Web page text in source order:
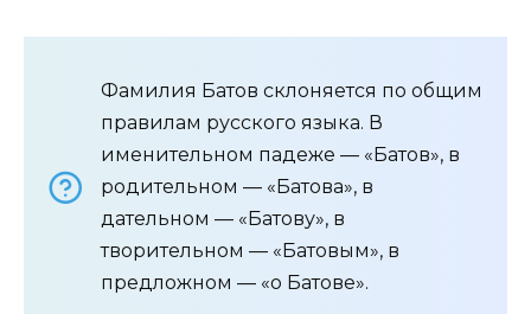
Фамилия Батов склоняется по общим
правилам русского языка. В
именительном падеже — «Батов», в
родительном — «Батова», в
дательном — «Батову», в
творительном — «Батовым», в
предложном — «о Батове».